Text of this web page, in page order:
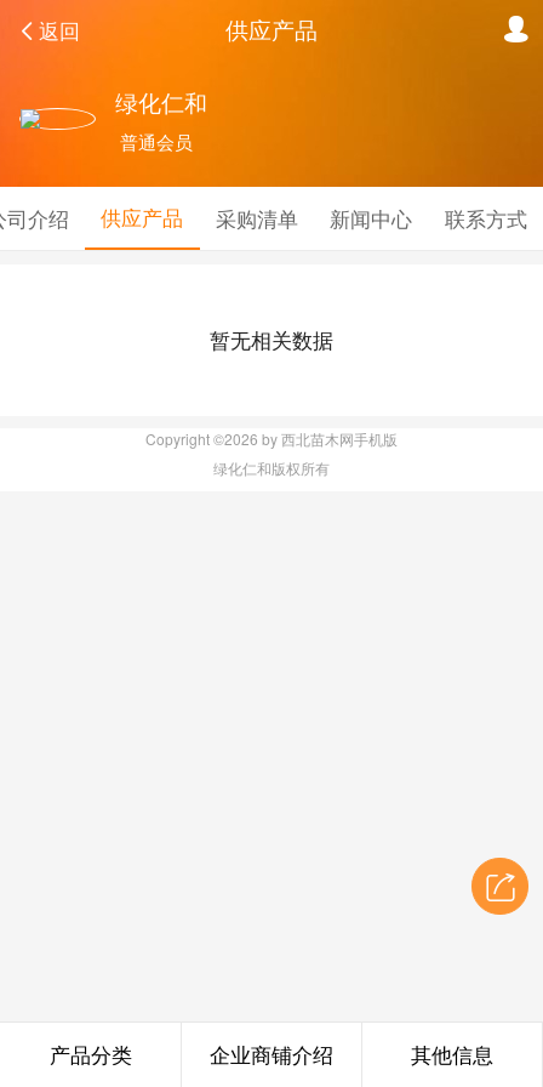
返回 供应产品
绿化仁和
普通会员
司介绍 供应产品 采购清单 新闻中心 联系方式
暂无相关数据
Copyright ©2026 by 西北苗木网手机版
绿化仁和版权所有
产品分类 企业商铺介绍 其他信息